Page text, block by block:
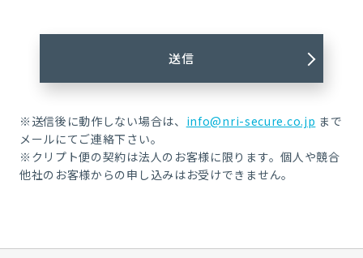
※送信後に動作しない場合は、 info@nri-secure.co.jp まで
メールにてご連絡下さい。
※クリプト便の契約は法人のお客様に限ります。個人や競合
他社のお客様からの申し込みはお受けできません。